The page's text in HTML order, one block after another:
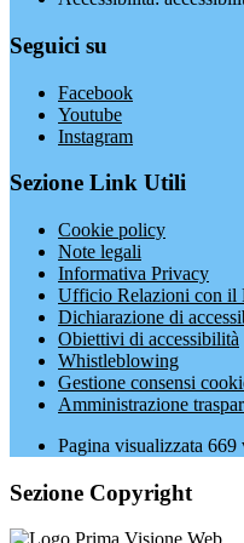
Seguici su
Facebook
Youtube
Instagram
Sezione Link Utili
Cookie policy
Note legali
Informativa Privacy
Ufficio Relazioni con il
Dichiarazione di
Obiettivi di accessibilità
Whistleblowing
Gestione consensi
Amministrazione
Pagina visualizzata 669
Sezione Copyright